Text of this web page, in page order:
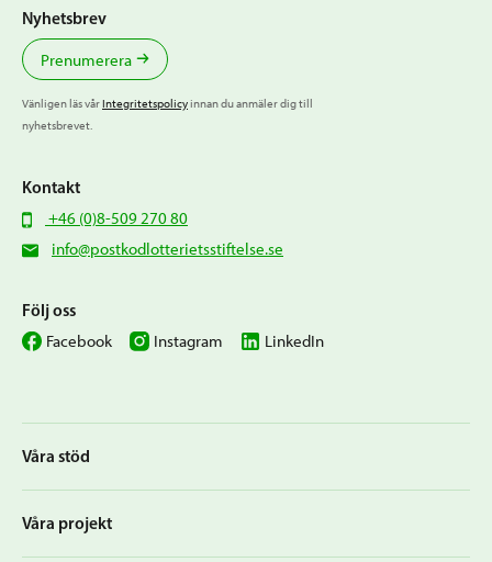
Våra stöd
Våra projekt
Nyhetsbrev
Prenumerera
Vänligen läs vårIntegritetspolicyinnan du anmäler dig till
nyhetsbrevet.
Kontakt
+46 (0)8-509 270 80
info@postkodlotterietsstiftelse.se
Följ oss
Facebook Instagram LinkedIn